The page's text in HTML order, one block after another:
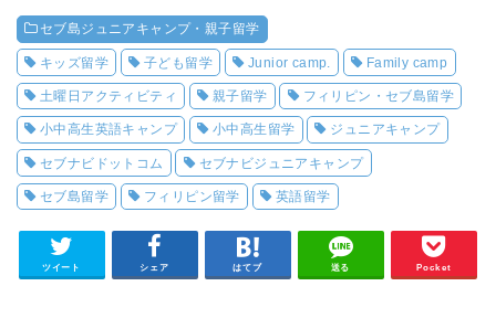
セブ島ジュニアキャンプ・親子留学
キッズ留学 子ども留学 Junior camp. Family camp
土曜日アクティビティ 親子留学 フィリピン・セブ島留学
小中高生英語キャンプ 小中高生留学 ジュニアキャンプ
セブナビドットコム セブナビジュニアキャンプ
セブ島留学 フィリピン留学 英語留学
ツイート シェア はてブ 送る Pocket